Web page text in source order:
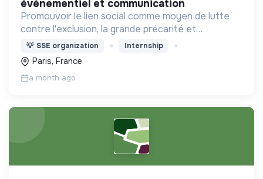
évènementiel et communication
Promouvoir le lien social comme moyen de lutte
contre l'exclusion, la grande précarité et
l'isolement
💡 SSE organization Internship
Paris, France
a month ago